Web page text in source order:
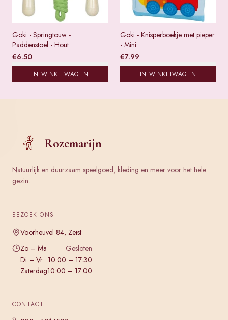
Goki - Springtouw -
Paddenstoel - Hout
€6.50
IN WINKELWAGEN
Goki - Knisperboekje met pieper
- Mini
€7.99
IN WINKELWAGEN
Rozemarijn
Natuurlijk en duurzaam speelgoed, kleding en meer voor het hele
gezin.
BEZOEK ONS
Voorheuvel 84, Zeist
Zo – Ma
Gesloten
Di – Vr 10:00 – 17:30
Zaterdag10:00 – 17:00
CONTACT